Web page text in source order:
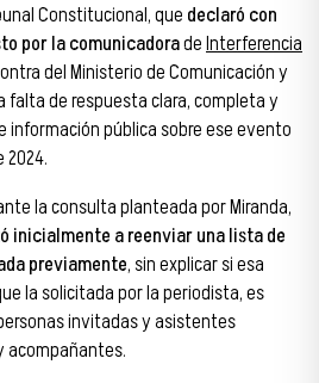
Constitucional, que declaró con
por la comunicadoradeInterferencia
del Ministerio de Comunicación y
falta de respuesta clara, completa y
información pública sobre ese evento
la consulta planteada por Miranda,
inicialmente a reenviar una lista de
previamente, sin explicar si esa
la solicitada por la periodista, es
invitadas y asistentes
acompañantes.